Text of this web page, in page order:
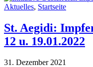
Aktuelles, Startseite
St. Aegidi:
12 u. 19.01.2022
31. Dezember 2021